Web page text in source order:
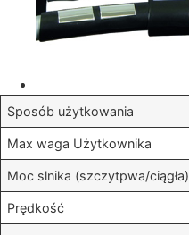
Sposób użytkowania
Max waga Użytkownika
Moc slnika (szczytpwa/ciągła)
Prędkość